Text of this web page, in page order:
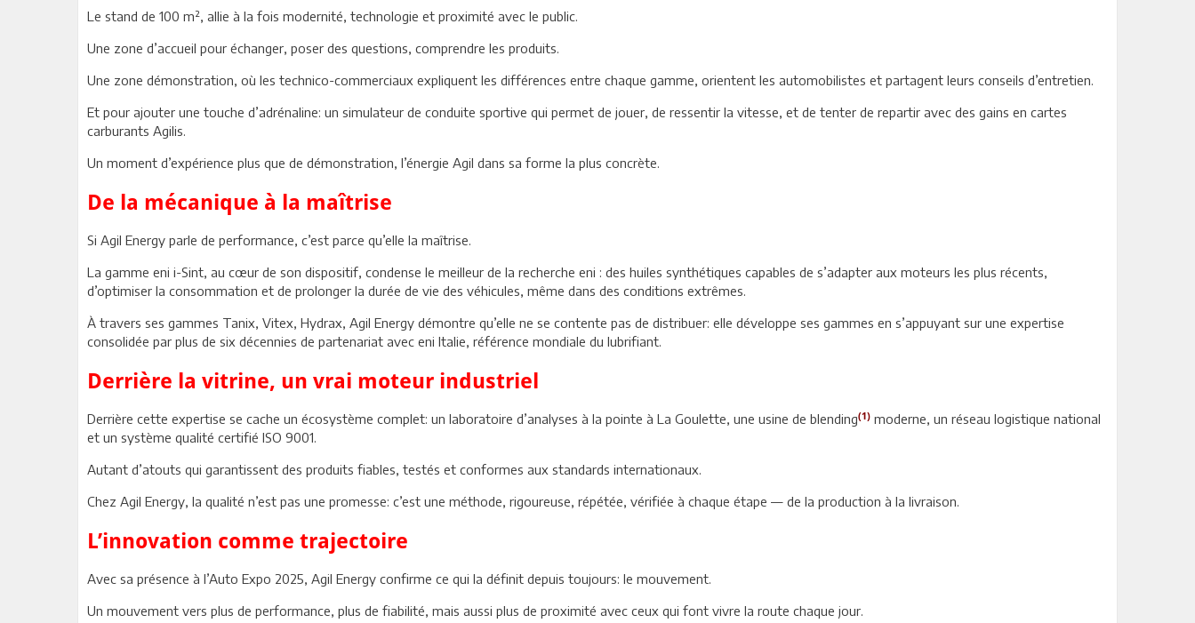
Le stand de 100 m², allie à la fois modernité, technologie et proximité avec le public.
Une zone d’accueil pour échanger, poser des questions, comprendre les produits.
Une zone démonstration, où les technico-commerciaux expliquent les différences entre chaque gamme, orientent les automobilistes et partagent leurs conseils d’entretien.
Et pour ajouter une touche d’adrénaline: un simulateur de conduite sportive qui permet de jouer, de ressentir la vitesse, et de tenter de repartir avec des gains en cartes
carburants Agilis.
Un moment d’expérience plus que de démonstration, l’énergie Agil dans sa forme la plus concrète.
De la mécanique à la maîtrise
Si Agil Energy parle de performance, c’est parce qu’elle la maîtrise.
La gamme eni i-Sint, au cœur de son dispositif, condense le meilleur de la recherche eni : des huiles synthétiques capables de s’adapter aux moteurs les plus récents,
d’optimiser la consommation et de prolonger la durée de vie des véhicules, même dans des conditions extrêmes.
À travers ses gammes Tanix, Vitex, Hydrax, Agil Energy démontre qu’elle ne se contente pas de distribuer: elle développe ses gammes en s’appuyant sur une expertise
consolidée par plus de six décennies de partenariat avec eni Italie, référence mondiale du lubrifiant.
Derrière la vitrine, un vrai moteur industriel
Derrière cette expertise se cache un écosystème complet: un laboratoire d’analyses à la pointe à La Goulette, une usine de blending(1) moderne, un réseau logistique national
et un système qualité certifié ISO 9001.
Autant d’atouts qui garantissent des produits fiables, testés et conformes aux standards internationaux.
Chez Agil Energy, la qualité n’est pas une promesse: c’est une méthode, rigoureuse, répétée, vérifiée à chaque étape — de la production à la livraison.
L’innovation comme trajectoire
Avec sa présence à l’Auto Expo 2025, Agil Energy confirme ce qui la définit depuis toujours: le mouvement.
Un mouvement vers plus de performance, plus de fiabilité, mais aussi plus de proximité avec ceux qui font vivre la route chaque jour.